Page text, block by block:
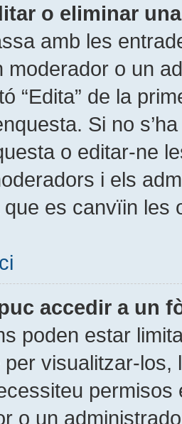
o eliminar
amb les
moderador o un
“Edita” de la
Si no
o editar-ne
i els
es canvïin les
accedir a un
poden estar
visualitzar-
o un